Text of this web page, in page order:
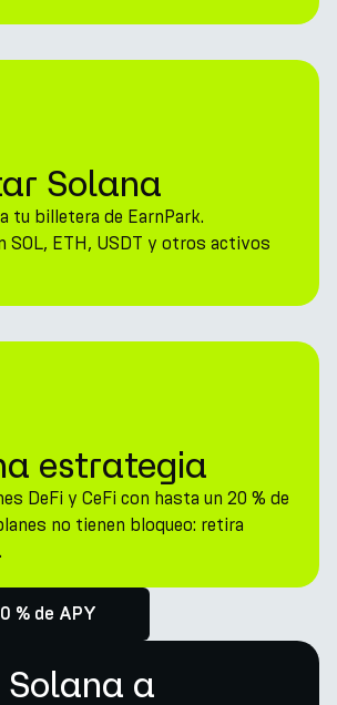
Solana
tu billetera de EarnPark.
SOL, ETH, USDT y otros activos
estrategia
DeFi y CeFi con hasta un 20 % de
no tienen bloqueo: retira
% de APY
Solana a